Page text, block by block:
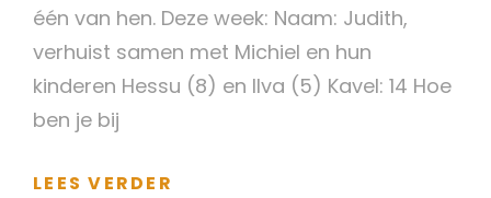
één van hen. Deze week: Naam: Judith,
verhuist samen met Michiel en hun
kinderen Hessu (8) en Ilva (5) Kavel: 14 Hoe
ben je bij
LEES VERDER